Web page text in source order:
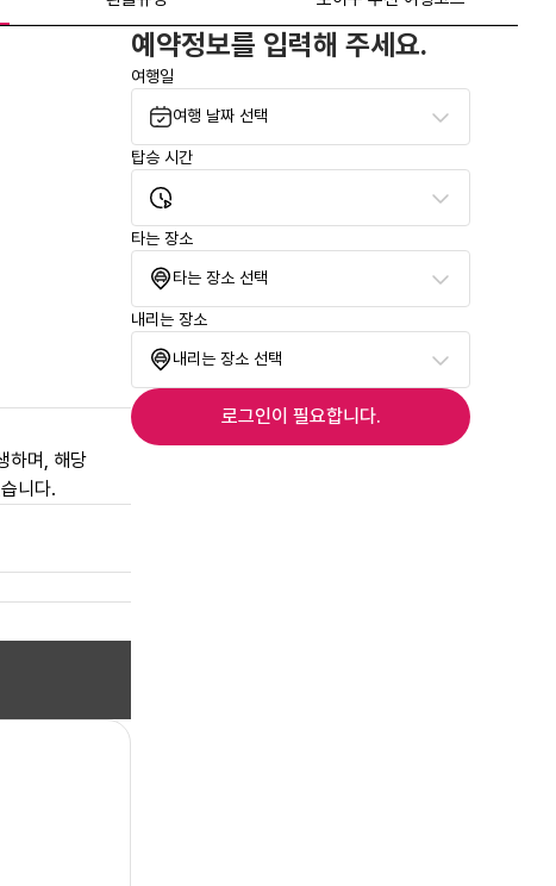
환불규정 로이쿠 추천 여행코스
며, 해당
니다.
예약정보를 입력해 주세요.
여행일
여행 날짜 선택
탑승 시간
타는 장소
타는 장소 선택
내리는 장소
내리는 장소 선택
로그인이 필요합니다.